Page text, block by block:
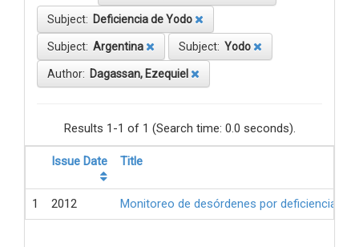
Subject: Deficiencia de Yodo
Subject: Argentina Subject: Yodo
Author: Dagassan, Ezequiel
Results 1-1 of 1 (Search time: 0.0 seconds).
Issue Date Title
1 2012 Monitoreo de desórdenes por deficiencia